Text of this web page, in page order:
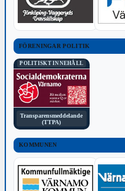
FÖRENINGAR POLITIK
POLITISKT INNEHÅLL
Transparensmeddelande
(TTPA)
KOMMUNEN